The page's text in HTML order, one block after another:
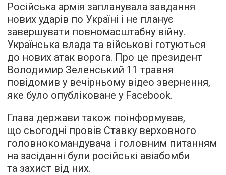
Російська армія запланувала завдання
нових ударів по Україні і не планує
завершувати повномасштабну війну.
Українська влада та військові готуються
до нових атак ворога. Про це президент
Володимир Зеленський 11 травня
повідомив у вечірньому відео звернення,
яке було опубліковане у Facebook.
Глава держави також поінформував,
що сьогодні провів Ставку верховного
головнокомандувача і головним питанням
на засіданні були російські авіабомби
та захист від них.